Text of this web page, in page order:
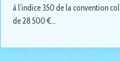
à l’indice 350 de la convention
de 28 500 €…